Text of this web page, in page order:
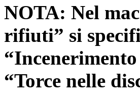
NOTA: Nel
rifiuti” si
“Torce nelle